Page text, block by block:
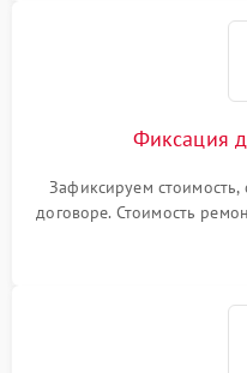
Фиксация
Зафиксируем
договоре. Стоимость